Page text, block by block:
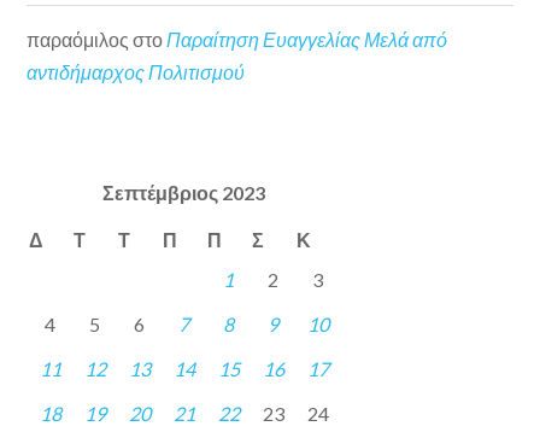
παραόμιλος στο Παραίτηση Ευαγγελίας Μελά από
αντιδήμαρχος Πολιτισμού
Σεπτέμβριος 2023
Δ Τ Τ Π Π Σ Κ
1 2
3
4
5 6 7 8 9
10
11
12 13 14 15 16
17
18
19 20 21 22 23
24